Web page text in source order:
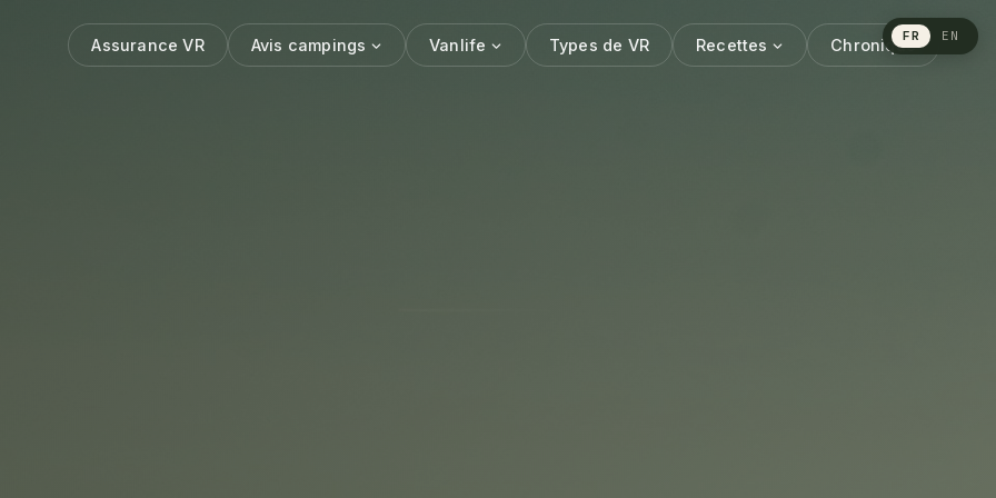
Assurance VR Avis campings Vanlife Types de VR Recettes Chronique
FR EN